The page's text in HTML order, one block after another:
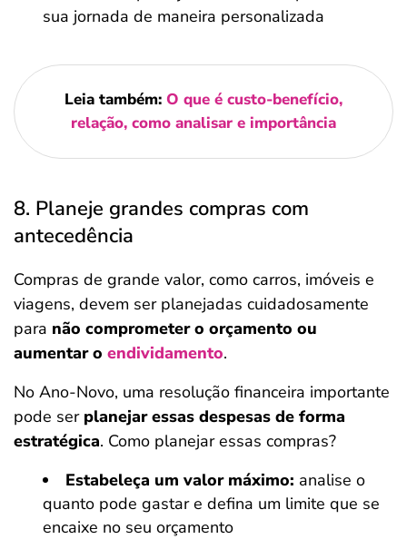
sua jornada de maneira personalizada
Leia também: O que é custo-benefício,
relação, como analisar e importância
8. Planeje grandes compras com
antecedência
Compras de grande valor, como carros, imóveis e
viagens, devem ser planejadas cuidadosamente
para não comprometer o orçamento ou
aumentar o endividamento.
No Ano-Novo, uma resolução financeira importante
pode ser planejar essas despesas de forma
estratégica. Como planejar essas compras?
Estabeleça um valor máximo: analise o
quanto pode gastar e defina um limite que se
encaixe no seu orçamento